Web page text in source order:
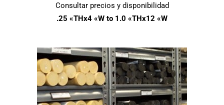
Consultar precios y disponibilidad
.25 «THx4 «W to 1.0 «THx12 «W